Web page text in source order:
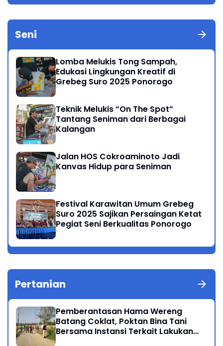
Seni
Lomba Melukis Tong Sampah,
Edukasi Lingkungan Kreatif di
Grebeg Suro 2025 Ponorogo
Teknik Melukis “On The Spot”
Tantang Seniman dari Berbagai
Kalangan
Jalan HOS Cokroaminoto Jadi
Kanvas Hidup para Seniman
Festival Karawitan Umum Grebeg
Suro 2025 Sajikan Persaingan Ketat
Pegiat Seni Berkualitas Ponorogo
Pertanian
Pemberantasan Hama Wereng
Batang Coklat, Poktan Bina Tani
Bersama Instansi Terkait Lakukan